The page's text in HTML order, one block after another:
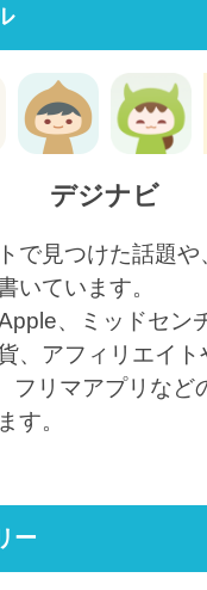
デジナビ
で見つけた話題や
いています。
、ミッドセン
、アフィリエイト
フリマアプリなど
す。
ー